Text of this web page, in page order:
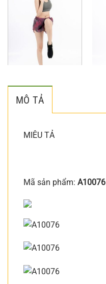
MÔ TẢ
MIÊU TẢ
Mã sản phẩm: A10076